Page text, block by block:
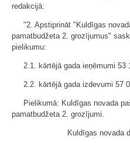
redakcijā:
"2. Apstiprināt "Kuldīgas
pamatbudžeta 2. grozījumus"
pielikumu:
2.1. kārtējā gada ieņēmumi 53
2.2. kārtējā gada izdevumi 57
Pielikumā: Kuldīgas novada
pamatbudžeta 2. grozījumi.
Kuldīgas novada